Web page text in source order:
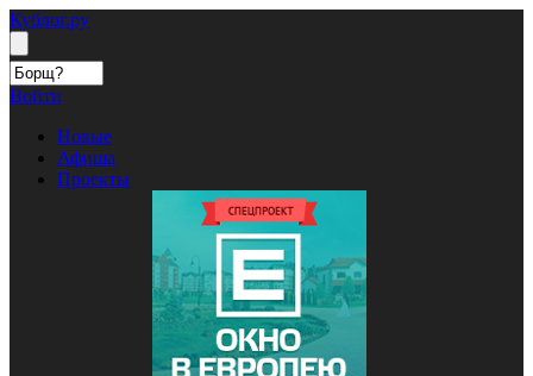
Кублог.ру
Войти
Новые
Афиша
Проекты